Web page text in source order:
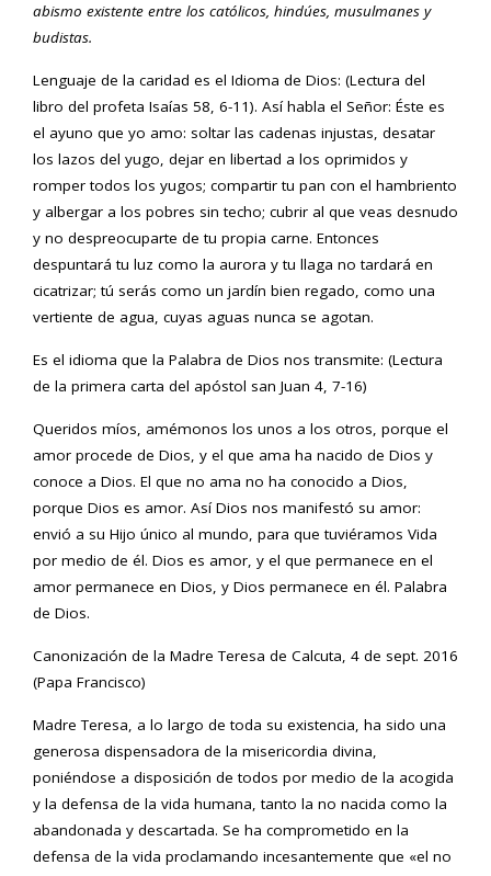
abismo existente entre los católicos, hindúes, musulmanes y
budistas.
Lenguaje de la caridad es el Idioma de Dios: (Lectura del
libro del profeta Isaías 58, 6-11). Así habla el Señor: Éste es
el ayuno que yo amo: soltar las cadenas injustas, desatar
los lazos del yugo, dejar en libertad a los oprimidos y
romper todos los yugos; compartir tu pan con el hambriento
y albergar a los pobres sin techo; cubrir al que veas desnudo
y no despreocuparte de tu propia carne. Entonces
despuntará tu luz como la aurora y tu llaga no tardará en
cicatrizar; tú serás como un jardín bien regado, como una
vertiente de agua, cuyas aguas nunca se agotan.
Es el idioma que la Palabra de Dios nos transmite: (Lectura
de la primera carta del apóstol san Juan 4, 7-16)
Queridos míos, amémonos los unos a los otros, porque el
amor procede de Dios, y el que ama ha nacido de Dios y
conoce a Dios. El que no ama no ha conocido a Dios,
porque Dios es amor. Así Dios nos manifestó su amor:
envió a su Hijo único al mundo, para que tuviéramos Vida
por medio de él. Dios es amor, y el que permanece en el
amor permanece en Dios, y Dios permanece en él. Palabra
de Dios.
Canonización de la Madre Teresa de Calcuta, 4 de sept. 2016
(Papa Francisco)
Madre Teresa, a lo largo de toda su existencia, ha sido una
generosa dispensadora de la misericordia divina,
poniéndose a disposición de todos por medio de la acogida
y la defensa de la vida humana, tanto la no nacida como la
abandonada y descartada. Se ha comprometido en la
defensa de la vida proclamando incesantemente que «el no